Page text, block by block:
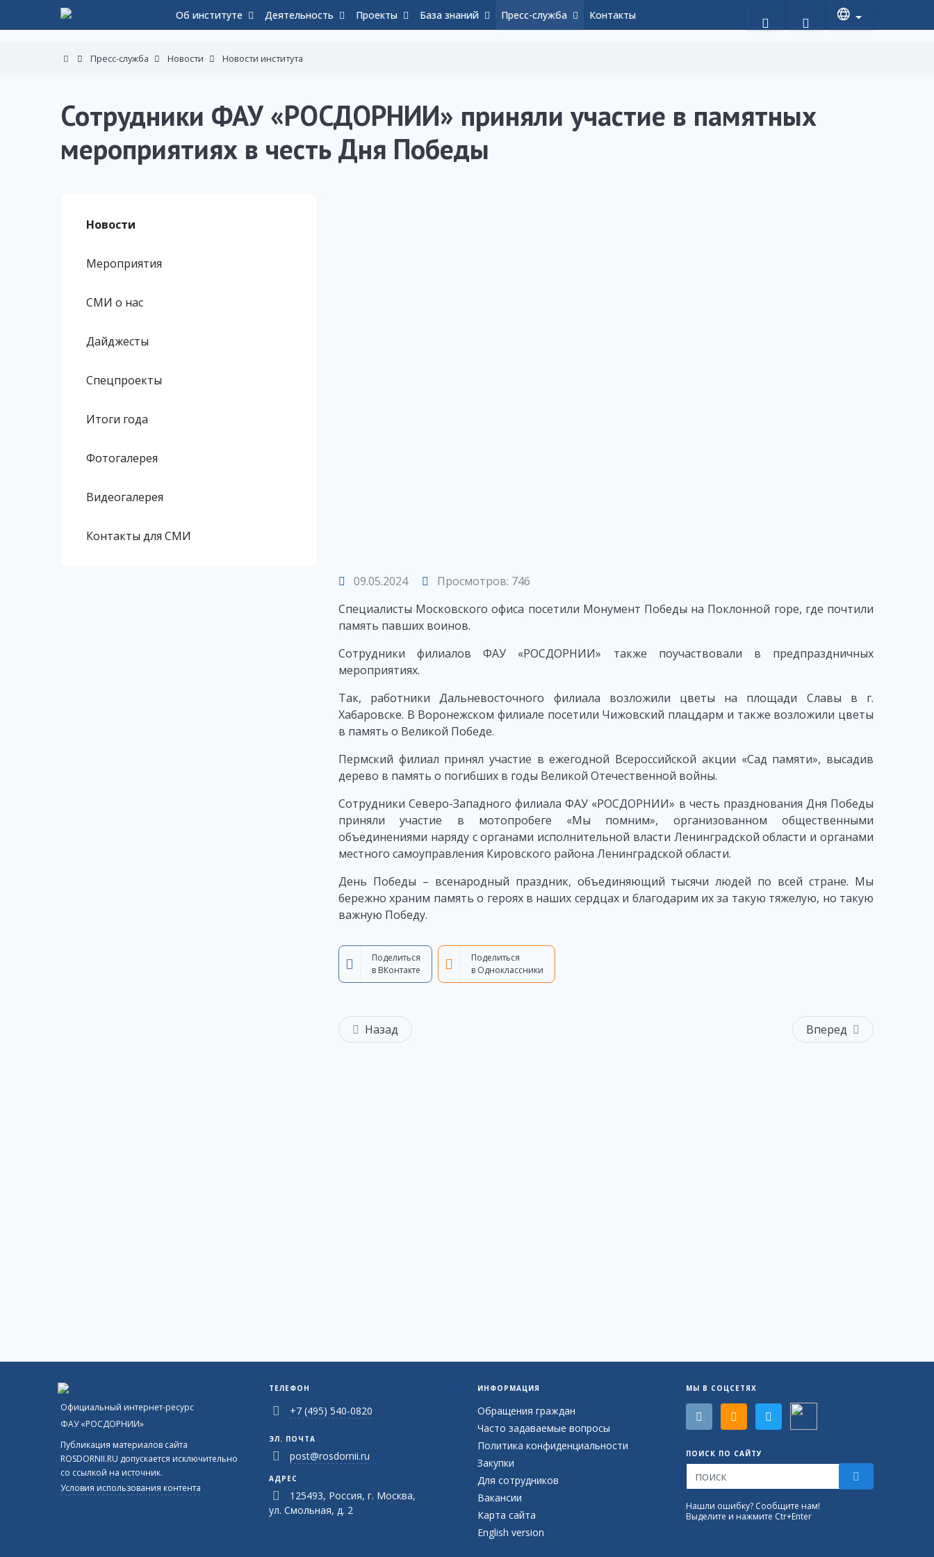
Об институте Деятельность Проекты База знаний Пресс-служба Контакты
Пресс-служба Новости Новости института
Сотрудники ФАУ «РОСДОРНИИ» приняли участие в памятных
мероприятиях в честь Дня Победы
Новости
Мероприятия
СМИ о нас
Дайджесты
Спецпроекты
Итоги года
Фотогалерея
Видеогалерея
Контакты для СМИ
09.05.2024
Просмотров: 746
Специалисты Московского офиса посетили Монумент Победы на Поклонной горе, где почтили
память павших воинов.
Сотрудники филиалов ФАУ «РОСДОРНИИ» также поучаствовали в предпраздничных
мероприятиях.
Так, работники Дальневосточного филиала возложили цветы на площади Славы в г.
Хабаровске. В Воронежском филиале посетили Чижовский плацдарм и также возложили цветы
в память о Великой Победе.
Пермский филиал принял участие в ежегодной Всероссийской акции «Сад памяти», высадив
дерево в память о погибших в годы Великой Отечественной войны.
Сотрудники Северо-Западного филиала ФАУ «РОСДОРНИИ» в честь празднования Дня Победы
приняли участие в мотопробеге «Мы помним», организованном общественными
объединениями наряду с органами исполнительной власти Ленинградской области и органами
местного самоуправления Кировского района Ленинградской области.
День Победы – всенародный праздник, объединяющий тысячи людей по всей стране. Мы
бережно храним память о героях в наших сердцах и благодарим их за такую тяжелую, но такую
важную Победу.
Поделиться
в ВКонтакте
Поделиться
в Одноклассники
Назад Вперед
Официальный интернет-ресурс
ФАУ «РОСДОРНИИ»
Публикация материалов сайта
ROSDORNII.RU допускается исключительно
со ссылкой на источник.
Условия использования контента
ТЕЛЕФОН
+7 (495) 540-0820
ЭЛ. ПОЧТА
post@rosdornii.ru
АДРЕС
125493, Россия, г. Москва,
ул. Смольная, д. 2
ИНФОРМАЦИЯ
Обращения граждан
Часто задаваемые вопросы
Политика конфиденциальности
Закупки
Для сотрудников
Вакансии
Карта сайта
English version
МЫ В СОЦСЕТЯХ
ПОИСК ПО САЙТУ
Нашли ошибку? Сообщите нам!
Выделите и нажмите Ctr+Enter